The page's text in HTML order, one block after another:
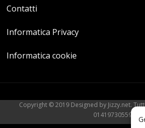
Contatti
Informatica Privacy
Informatica cookie
Copyright © 2019 Designed by Jizzy.net.
01419730559